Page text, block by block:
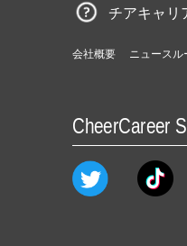
チアキャリ
会社概要 ニュースル
CheerCareer